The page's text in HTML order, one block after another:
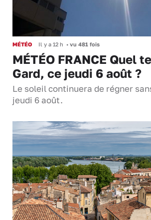
MÉTÉO Il y a 12 h • vu 481 fois
MÉTÉO FRANCE Quel
Gard, ce jeudi 6 août ?
Le soleil continuera de régner
jeudi 6 août.